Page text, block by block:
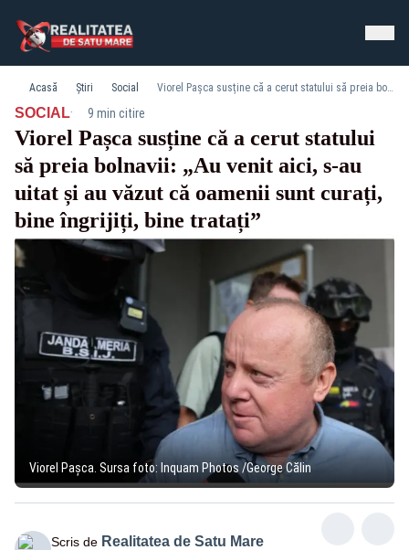
Acasă Știri Social Viorel Pașca susține că a cerut statului să preia bolnavii: „Au venit aici, s-au uitat și au văzut că oamenii sunt curați, bine îngrijiți, bine tratați”
SOCIAL· 9 min citire
Viorel Pașca susține că a cerut statului
să preia bolnavii: „Au venit aici, s-au
uitat și au văzut că oamenii sunt curați,
bine îngrijiți, bine tratați”
Viorel Pașca. Sursa foto: Inquam Photos /George Călin
Scris de Realitatea de Satu Mare